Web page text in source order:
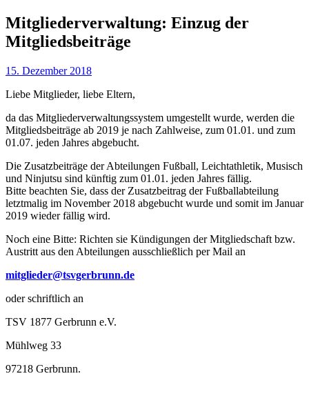
Mitgliederverwaltung: Einzug der
Mitgliedsbeiträge
15. Dezember 2018
Liebe Mitglieder, liebe Eltern,
da das Mitgliederverwaltungssystem umgestellt wurde, werden die
Mitgliedsbeiträge ab 2019 je nach Zahlweise, zum 01.01. und zum
01.07. jeden Jahres abgebucht.
Die Zusatzbeiträge der Abteilungen Fußball, Leichtathletik, Musisch
und Ninjutsu sind künftig zum 01.01. jeden Jahres fällig.
Bitte beachten Sie, dass der Zusatzbeitrag der Fußballabteilung
letztmalig im November 2018 abgebucht wurde und somit im Januar
2019 wieder fällig wird.
Noch eine Bitte: Richten sie Kündigungen der Mitgliedschaft bzw.
Austritt aus den Abteilungen ausschließlich per Mail an
mitglieder@tsvgerbrunn.de
oder schriftlich an
TSV 1877 Gerbrunn e.V.
Mühlweg 33
97218 Gerbrunn.